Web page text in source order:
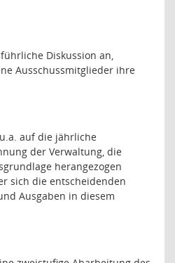
Diskussion an,
Ausschussmitglieder ihre
auf die jährliche
der Verwaltung, die
herangezogen
sich die entscheidenden
Ausgaben in diesem